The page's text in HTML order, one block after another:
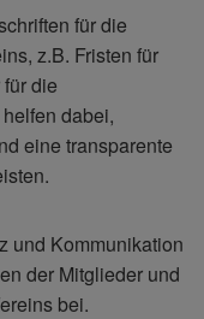
für die
z.B. Fristen für
die
dabei,
eine transparente
und Kommunikation
der Mitglieder und
bei.